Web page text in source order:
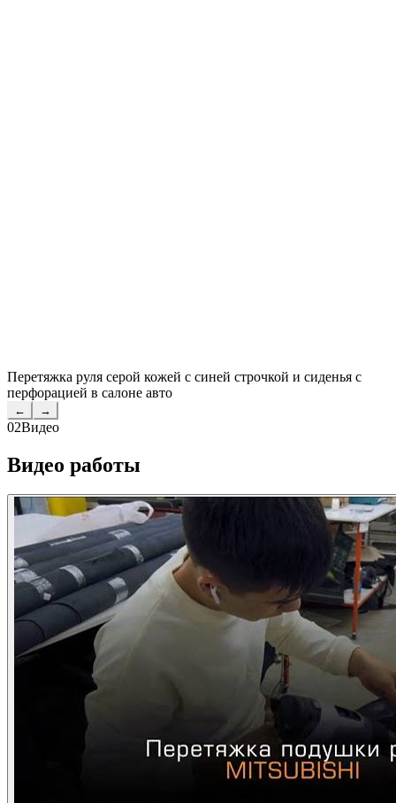
Перетяжка руля серой кожей с синей строчкой и сиденья с
перфорацией в салоне авто
← →
02Видео
Видео работы